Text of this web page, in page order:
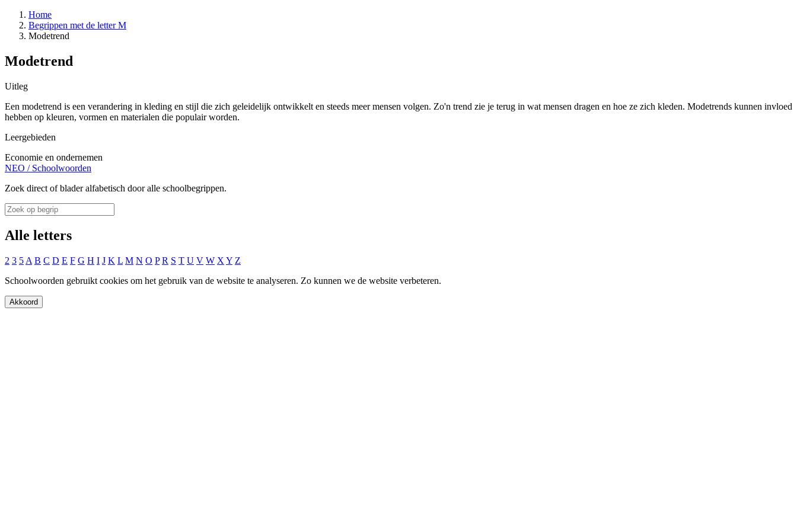
Home
Begrippen met de letter M
Modetrend
Modetrend
Uitleg
Een modetrend is een verandering in kleding en stijl die zich geleidelijk ontwikkelt en steeds meer mensen volgen. Zo'n trend zie je terug in wat mensen dragen en hoe ze zich kleden. Modetrends kunnen invloed
hebben op kleuren, vormen en materialen die populair worden.
Leergebieden
Economie en ondernemen
NEO / Schoolwoorden
Zoek direct of blader alfabetisch door alle schoolbegrippen.
Alle letters
2 3 5 A B C D E F G H I J K L M N O P R S T U V W X Y Z
Schoolwoorden gebruikt cookies om het gebruik van de website te analyseren. Zo kunnen we de website verbeteren.
Akkoord